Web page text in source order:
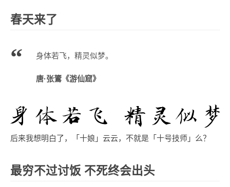
春天来了
身体若飞，精灵似梦。
唐·张鷟《游仙窟》
后来我想明白了，「十娘」云云，不就是「十号技师」么？
最穷不过讨饭 不死终会出头